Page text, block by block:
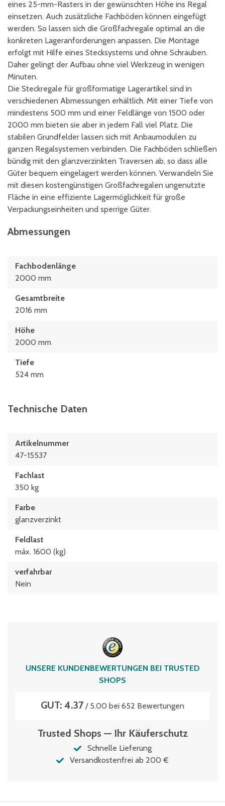
eines 25-mm-Rasters in der gewünschten Höhe ins Regal
einsetzen. Auch zusätzliche Fachböden können eingefügt
werden. So lassen sich die Großfachregale optimal an die
konkreten Lageranforderungen anpassen. Die Montage
erfolgt mit Hilfe eines Stecksystems und ohne Schrauben.
Daher gelingt der Aufbau ohne viel Werkzeug in wenigen
Minuten.
Die Steckregale für großformatige Lagerartikel sind in
verschiedenen Abmessungen erhältlich. Mit einer Tiefe von
mindestens 500 mm und einer Feldlänge von 1500 oder
2000 mm bieten sie aber in jedem Fall viel Platz. Die
stabilen Grundfelder lassen sich mit Anbaumodulen zu
ganzen Regalsystemen verbinden. Die Fachböden schließen
bündig mit den glanzverzinkten Traversen ab, so dass alle
Güter bequem eingelagert werden können. Verwandeln Sie
mit diesen kostengünstigen Großfachregalen ungenutzte
Fläche in eine effiziente Lagermöglichkeit für große
Verpackungseinheiten und sperrige Güter.
Abmessungen
Fachbodenlänge
2000 mm
Gesamtbreite
2016 mm
Höhe
2000 mm
Tiefe
524 mm
Technische Daten
Artikelnummer
47-15537
Fachlast
350 kg
Farbe
glanzverzinkt
Feldlast
máx. 1600 (kg)
verfahrbar
Nein
UNSERE KUNDENBEWERTUNGEN BEI TRUSTED
SHOPS
GUT: 4.37 / 5.00 bei 652 Bewertungen
Trusted Shops — Ihr Käuferschutz
Schnelle Lieferung
Versandkostenfrei ab 200 €